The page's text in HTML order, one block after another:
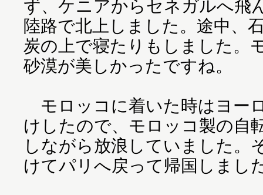
ず、ケニアからセネガルへ飛
陸路で北上しました。途中、
炭の上で寝たりもしました。
砂漠が美しかったですね。
モロッコに着いた時はヨー
けしたので、モロッコ製の自
しながら放浪していました。
けてパリへ戻って帰国しまし